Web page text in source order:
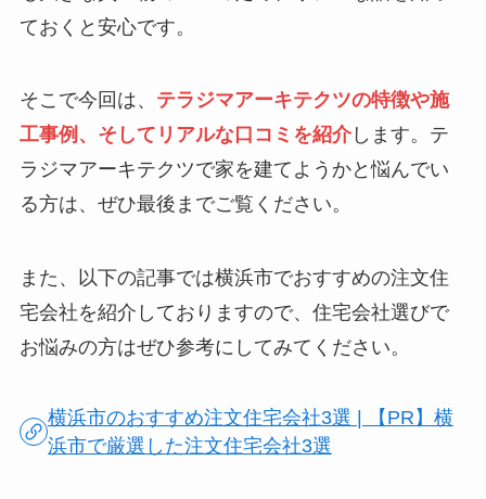
ておくと安心です。
そこで今回は、 テラジマアーキテクツの特徴や施
工事例、そしてリアルな口コミを紹介します。テ
ラジマアーキテクツで家を建てようかと悩んでい
る方は、ぜひ最後までご覧ください。
また、以下の記事では横浜市でおすすめの注文住
宅会社を紹介しておりますので、住宅会社選びで
お悩みの方はぜひ参考にしてみてください。
横浜市のおすすめ注文住宅会社3選 | 【PR】横
浜市で厳選した注文住宅会社3選